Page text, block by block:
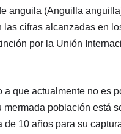
anguila (Anguilla
cifras alcanzadas en
por la Unión
que actualmente no es
población está
10 años para su